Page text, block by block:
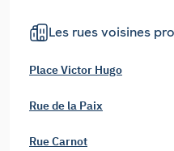
Les rues voisines
Place Victor Hugo
Rue de la Paix
Rue Carnot